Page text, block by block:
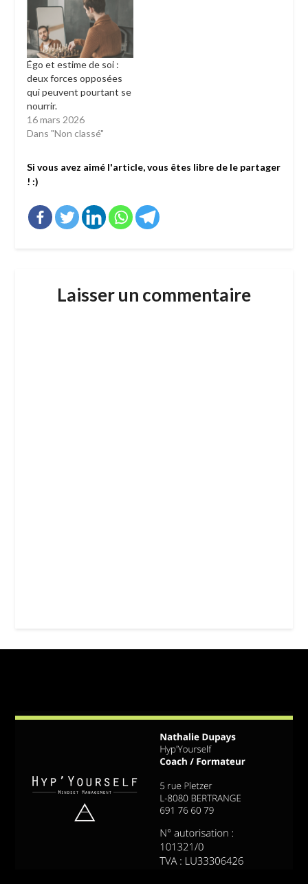
Égo et estime de soi :
deux forces opposées
qui peuvent pourtant se
nourrir.
16 mars 2026
Dans "Non classé"
Si vous avez aimé l'article, vous êtes libre de le partager
! :)
Laisser un commentaire